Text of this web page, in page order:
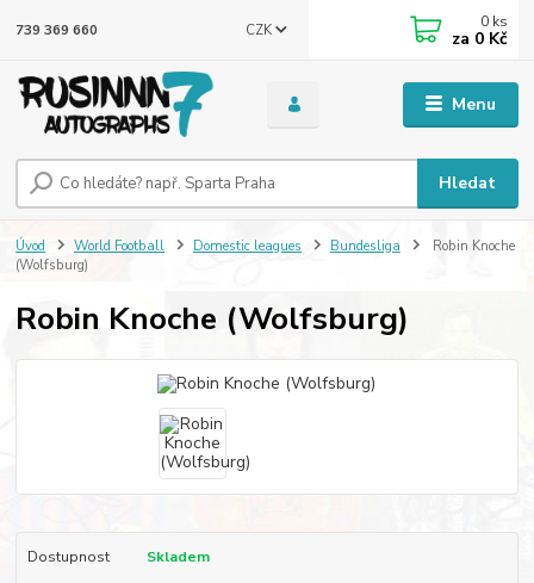
Menu
CZK
Hledat
739 369 660 0 ks
za 0 Kč
Úvod World Football Domestic leagues Bundesliga
Robin Knoche
(Wolfsburg)
Robin Knoche (Wolfsburg)
Dostupnost Skladem